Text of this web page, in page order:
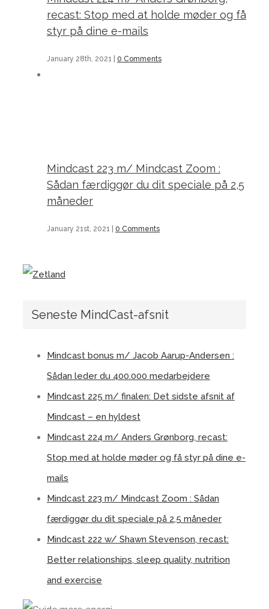
recast: Stop med at holde møder og få
styr på dine e-mails
January 28th, 2021 0 Comments
Mindcast 223 m/ Mindcast Zoom :
Sådan færdiggør du dit speciale på 2,5
måneder
January 21st, 2021 0 Comments
Seneste MindCast-afsnit
Mindcast bonus m/ Jacob Aarup-Andersen :
Sådan leder du 400.000 medarbejdere
Mindcast 225 m/ finalen: Det sidste afsnit af
Mindcast – en hyldest
Mindcast 224 m/ Anders Grønborg, recast:
Stop med at holde møder og få styr på dine e-
mails
Mindcast 223 m/ Mindcast Zoom : Sådan
færdiggør du dit speciale på 2,5 måneder
Mindcast 222 w/ Shawn Stevenson, recast:
Better relationships, sleep quality, nutrition
and exercise